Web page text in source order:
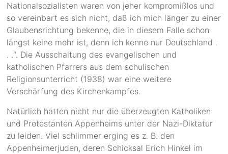
Nationalsozialisten waren von jeher kompromißlos und
so vereinbart es sich nicht, daß ich mich länger zu einer
Glaubensrichtung bekenne, die in diesem Falle schon
längst keine mehr ist, denn ich kenne nur Deutschland .
. .“. Die Ausschaltung des evangelischen und
katholischen Pfarrers aus dem schulischen
Religionsunterricht (1938) war eine weitere
Verschärfung des Kirchenkampfes.
Natürlich hatten nicht nur die überzeugten Katholiken
und Protestanten Appenheims unter der Nazi-Diktatur
zu leiden. Viel schlimmer erging es z. B. den
Appenheimerjuden, deren Schicksal Erich Hinkel im